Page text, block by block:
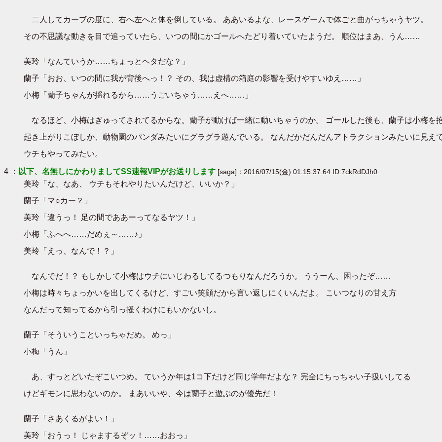
二人してカーブの度に、右へ左へと体を倒している。 ああいるよな、レースゲームで体ごと曲がっちゃうヤツ。
その不思議な動きを目で追っていたら、いつの間にかゴールへたどり着いていたようだ。 順位はまあ、うん……
美玲「なんていうか……ちょっとヘタだな？」
蘭子「おお、いつの間に我が背後へっ！？ その、我は虚構の箱庭の影響を受けやすいゆえ……」
小梅「蘭子ちゃんが揺れるから……うごいちゃう……えへ……」
なるほど、小梅はぎゅってされてるからな。蘭子が動けば一緒に動いちゃうのか。 ゴールした後も、蘭子は小梅を
起き上がりこぼしか、動物園のパンダみたいにグラグラ遊んでいる。 なんだかだんだんアトラクションみたいに見えて
ウチもやってみたい。
4 ： 以下、名無しにかわりましてSS速報VIPがお送りします [saga]：2016/07/15(金) 01:15:37.64 ID:7ckRdDJh0
美玲「な、なあ、 ウチもそれやりたいんだけど、いいか？」
蘭子「マ○カー？」
美玲「違うっ！ 足の間でああーってなるヤツ！」
小梅「ふへへ……だめぇ～……♪」
美玲「えっ、なんで！？」
なんでだ！？ もしかして小梅はウチにいじわるしてるつもりなんだろうか。 ううーん、困ったぞ……
小梅は時々ちょっかいを出してくるけど、すごい笑顔だから言い返しにくいんだよ。 こいつなりの甘え方
なんだって知ってるから引っ掻くわけにもいかないし。
蘭子「そういうこといっちゃだめ。 めっ」
小梅「うん」
あ、すっとどいたぞこいつめ。 ていうか年は1コ下だけど同じ学年だよな？ 完全にちっちゃい子扱いしてる
けどギモンに思わないのか。 まあいいや、今は蘭子と遊ぶのが優先だ！
蘭子「さあくるがよい！」
美玲「おうっ！ じゃまするぞッ！……おおっ」